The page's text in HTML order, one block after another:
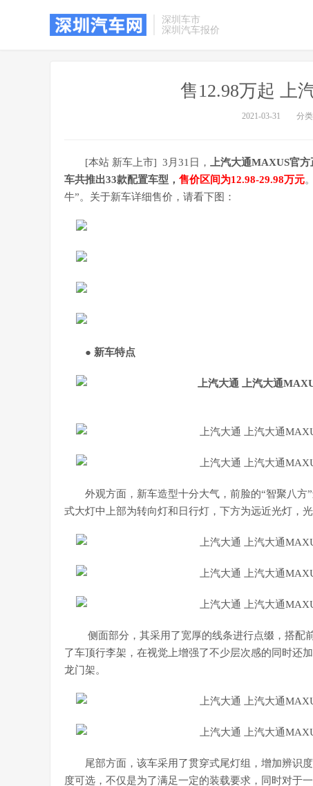
深圳车市
深圳汽车报价
售12.98万起 上
2021-03-31 分类
[本站 新车上市] 3月31日，
上汽大通MAXUS官
车共推出33款配置车型， 售价区间为12.98-29.98万元
牛”。关于新车详细售价，请看下图：
● 新车特点
外观方面，新车造型十分大气，前脸的“智聚八
式大灯中上部为转向灯和日行灯，下方为远近光灯，
侧面部分，其采用了宽厚的线条进行点缀，搭配
了车顶行李架，在视觉上增强了不少层次感的同时还
龙门架。
尾部方面，该车采用了贯穿式尾灯组，增加辨识
度可选，不仅是为了满足一定的装载要求，同时对于